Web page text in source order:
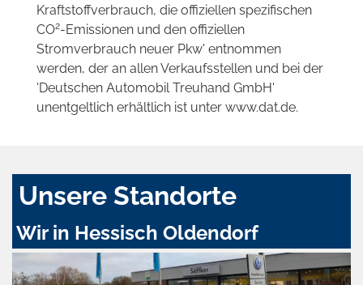
Kraftstoffverbrauch, die offiziellen spezifischen
CO2-Emissionen und den offiziellen
Stromverbrauch neuer Pkw' entnommen
werden, der an allen Verkaufsstellen und bei der
'Deutschen Automobil Treuhand GmbH'
unentgeltlich erhältlich ist unter www.dat.de.
Unsere Standorte
Wir in Hessisch Oldendorf